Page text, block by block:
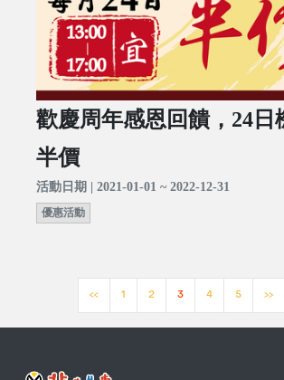
歡慶周年感恩回饋，24日
半價
活動日期 | 2021-01-01 ~ 2022-12-31
優惠活動
<< 1 2 3 4 5 >>